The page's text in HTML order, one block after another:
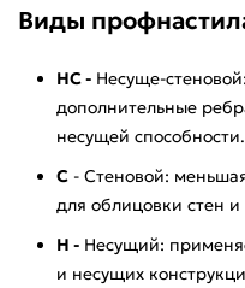
Виды
НС - Несуще-
дополнительные
несущей способности.
С - Стеновой:
для облицовки стен и
Н - Несущий:
и несущих